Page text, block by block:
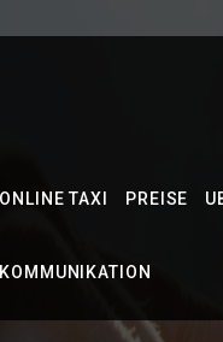
ONLINE TAXI PREISE
KOMMUNIKATION